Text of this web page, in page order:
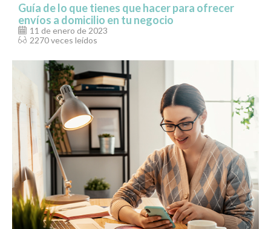
Guía de lo que tienes que hacer para ofrecer
envíos a domicilio en tu negocio
11 de enero de 2023
2270 veces leídos